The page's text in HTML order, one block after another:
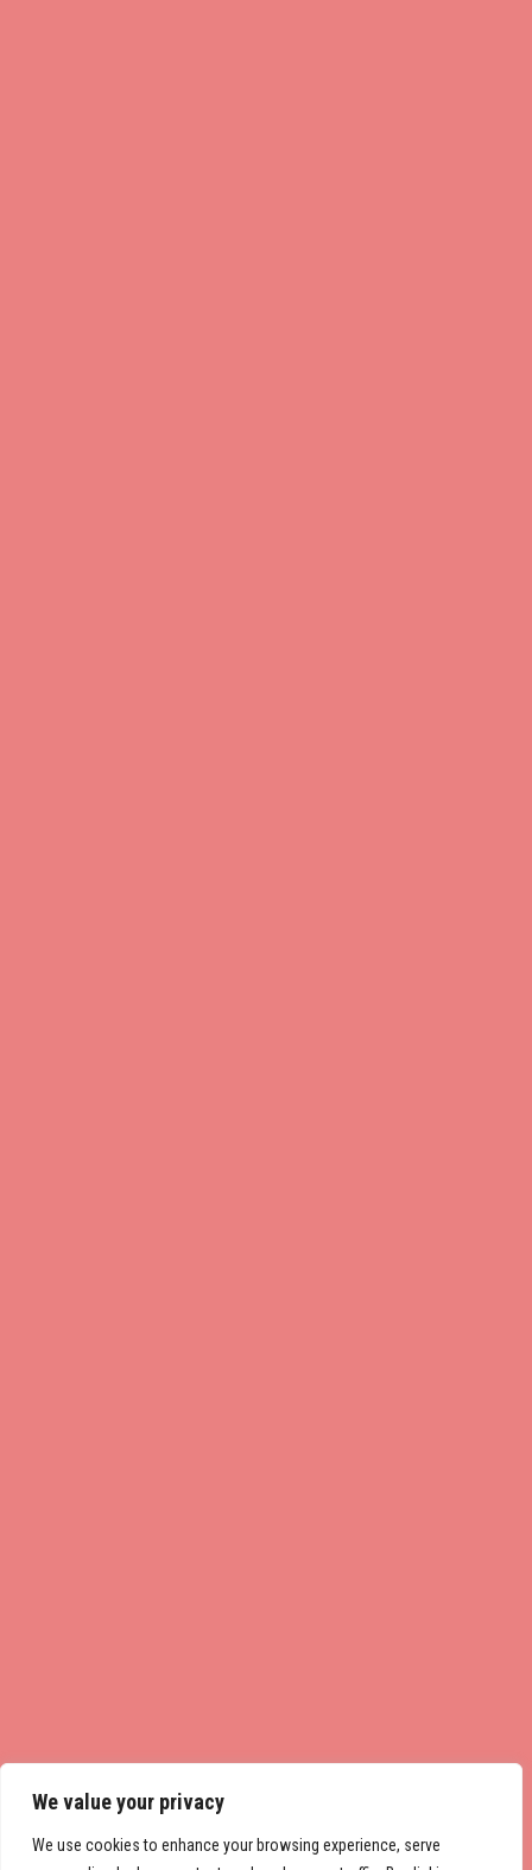
We value your privacy
We use cookies to enhance your browsing experience, serve